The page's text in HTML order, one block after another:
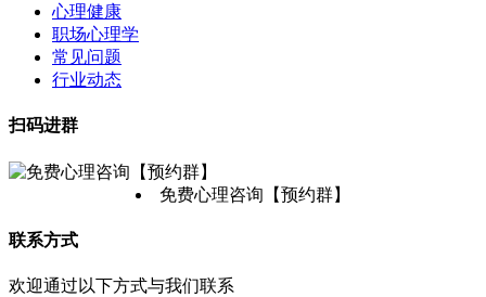
心理健康
职场心理学
常见问题
行业动态
扫码进群
免费心理咨询【预约群】
联系方式
欢迎通过以下方式与我们联系